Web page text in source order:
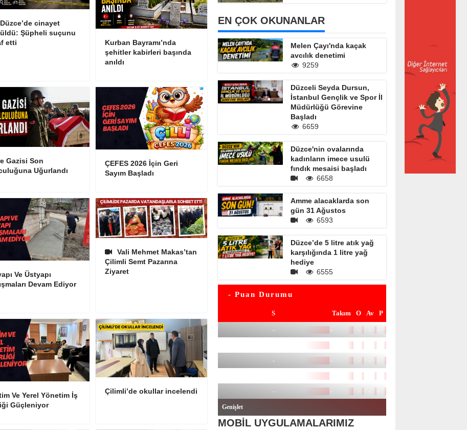
Düzce’de cinayet
Şüpheli suçunu
etti
Kurban Bayramı’nda
şehitler kabirleri başında
anıldı
Gazisi Son
Uğurlandı
ÇEFES 2026 İçin Geri
Sayım Başladı
Ve Üstyapı
Devam Ediyor
Vali Mehmet Makas’tan
Çilimli Semt Pazarına
Ziyaret
Ve Yerel Yönetim İş
Güçleniyor
Çilimli’de okullar incelendi
EN ÇOK OKUNANLAR
Melen Çayı'nda kaçak
avcılık denetimi
9259
Düzceli Seyda Dursun,
İstanbul Gençlik ve Spor İl
Müdürlüğü Görevine
Başladı
6659
Düzce'nin ovalarında
kadınların imece usulü
fındık mesaisi başladı
6658
Amme alacaklarda son
gün 31 Ağustos
6593
Düzce’de 5 litre atık yağ
karşılığında 1 litre yağ
hediye
6555
MOBİL UYGULAMALARIMIZ